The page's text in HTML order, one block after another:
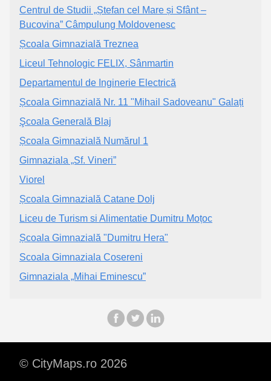
Centrul de Studii „Ștefan cel Mare și Sfânt –
Bucovina” Câmpulung Moldovenesc
Școala Gimnazială Treznea
Liceul Tehnologic FELIX, Sânmartin
Departamentul de Inginerie Electrică
Școala Gimnazială Nr. 11 "Mihail Sadoveanu" Galați
Şcoala Generală Blaj
Școala Gimnazială Numărul 1
Gimnaziala „Sf. Vineri”
Viorel
Școala Gimnazială Catane Dolj
Liceu de Turism si Alimentatie Dumitru Moțoc
Școala Gimnazială "Dumitru Hera"
Scoala Gimnaziala Cosereni
Gimnaziala „Mihai Eminescu”
© CityMaps.ro 2026